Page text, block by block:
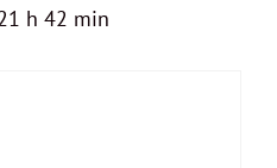
h 42 min